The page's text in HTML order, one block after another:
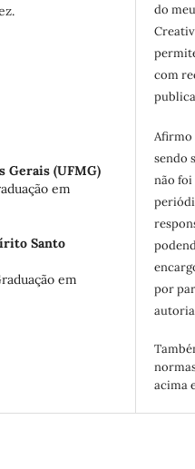
Gerais (UFMG)
em
Santo
em
do
com
Afirmo
sendo
não
por
acima